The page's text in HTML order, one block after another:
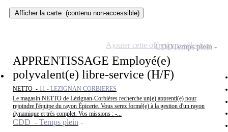
Afficher la carte (contenu non-accessible)
APPRENTISSAGE Employé(e)
polyvalent(e) libre-service (H/F)
NETTO - 11 - LEZIGNAN CORBIERES
Le magasin NETTO de Lézignan-Corbières recherche un(e) apprenti(e) pour
rejoindre l'équipe du rayon Épicerie. Vous serez formé(e) à la gestion d'un rayon
dynamique et très complet. Vos missions : -...
CDD - Temps plein
CDDTemps plein
Ajouter cette offre à ma sélection